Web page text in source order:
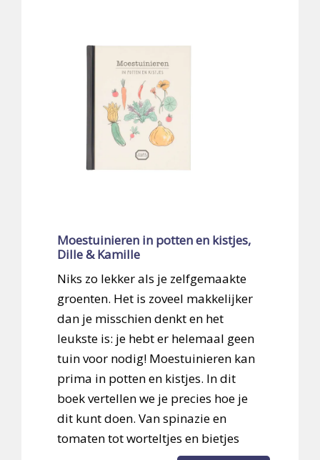
Moestuinieren in potten en kistjes,
Dille & Kamille
Niks zo lekker als je zelfgemaakte
groenten. Het is zoveel makkelijker
dan je misschien denkt en het
leukste is: je hebt er helemaal geen
tuin voor nodig! Moestuinieren kan
prima in potten en kistjes. In dit
boek vertellen we je precies hoe je
dit kunt doen. Van spinazie en
tomaten tot worteltjes en bietjes